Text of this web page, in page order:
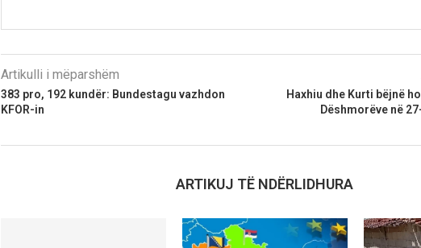
Artikulli i mëparshëm
383 pro, 192 kundër: Bundestagu vazhdon
KFOR-in
Haxhiu dhe Kurti bëjnë
Dëshmorëve në
ARTIKUJ TË NDËRLIDHURA